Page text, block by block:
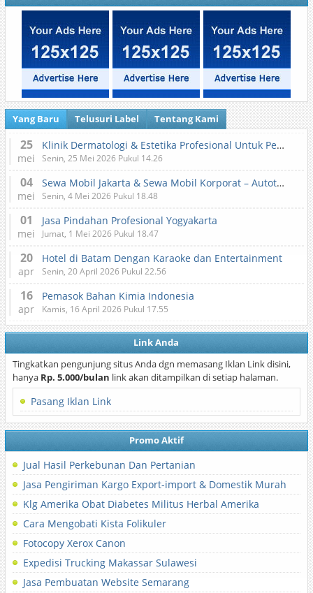
Yang Baru Telusuri Label Tentang Kami
25
mei
Klinik Dermatologi & Estetika Profesional Untuk Perawatan Kulit dan Kecantikan
Senin, 25 Mei 2026 Pukul 14.26
04
mei
Sewa Mobil Jakarta & Sewa Mobil Korporat – Autotranz Indonesia
Senin, 4 Mei 2026 Pukul 18.48
01
mei
Jasa Pindahan Profesional Yogyakarta
Jumat, 1 Mei 2026 Pukul 18.47
20
apr
Hotel di Batam Dengan Karaoke dan Entertainment
Senin, 20 April 2026 Pukul 22.56
16
apr
Pemasok Bahan Kimia Indonesia
Kamis, 16 April 2026 Pukul 17.55
Link Anda
Tingkatkan pengunjung situs Anda dgn memasang Iklan Link disini,
hanya Rp. 5.000/bulan link akan ditampilkan di setiap halaman.
Pasang Iklan Link
Promo Aktif
Jual Hasil Perkebunan Dan Pertanian
Jasa Pengiriman Kargo Export-import & Domestik Murah
Klg Amerika Obat Diabetes Militus Herbal Amerika
Cara Mengobati Kista Folikuler
Fotocopy Xerox Canon
Expedisi Trucking Makassar Sulawesi
Jasa Pembuatan Website Semarang